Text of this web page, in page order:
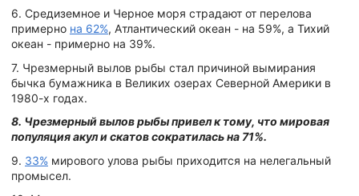
6. Средиземное и Черное моря страдают от перелова
примерно на 62%, Атлантический океан - на 59%, а Тихий
океан - примерно на 39%.
7. Чрезмерный вылов рыбы стал причиной вымирания
бычка бумажника в Великих озерах Северной Америки в
1980-х годах.
8. Чрезмерный вылов рыбы привел к тому, что мировая
популяция акул и скатов сократилась на 71%.
9. 33% мирового улова рыбы приходится на нелегальный
промысел.